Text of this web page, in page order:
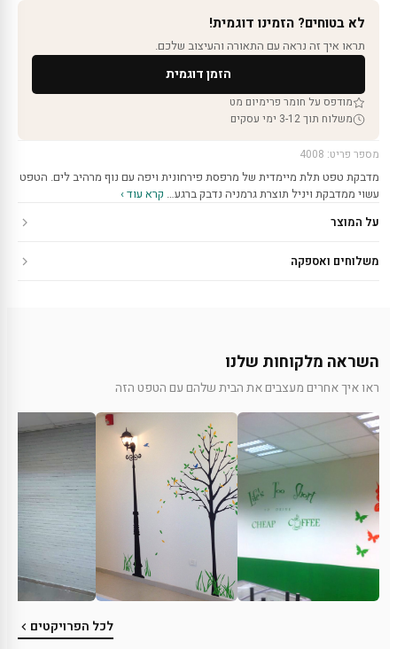
לא בטוחים? הזמינו דוגמית!
תראו איך זה נראה עם התאורה והעיצוב שלכם.
הזמן דוגמית
מודפס על חומר פרימיום מט
משלוח תוך 3-12 ימי עסקים
מספר פריט: 4008
מדבקת טפט תלת מיימדית של מרפסת פירחונית ויפה עם נוף מרהיב לים. הטפט
עשוי ממדבקת ויניל תוצרת גרמניה נדבק ברגע… קרא עוד ›
על המוצר
משלוחים ואספקה
השראה מלקוחות שלנו
ראו איך אחרים מעצבים את הבית שלהם עם הטפט הזה
לכל הפרויקטים